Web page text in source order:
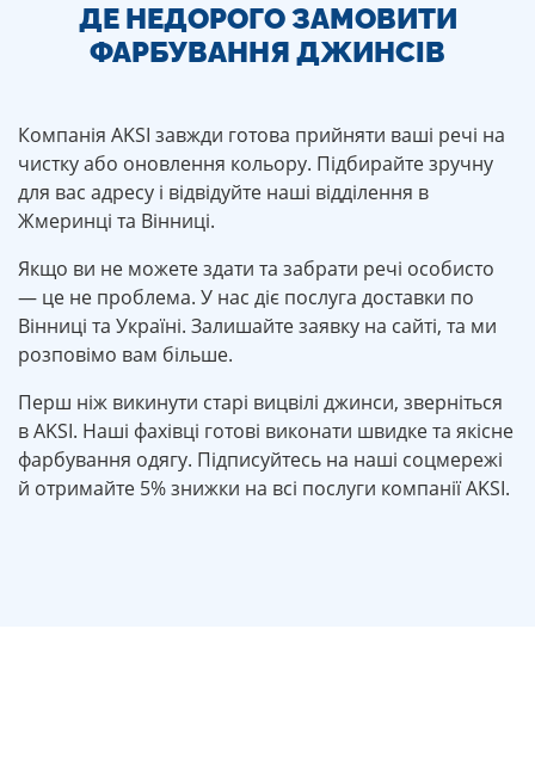
ДЕ НЕДОРОГО ЗАМОВИТИ
ФАРБУВАННЯ ДЖИНСІВ
Компанія AKSI завжди готова прийняти ваші речі на
чистку або оновлення кольору. Підбирайте зручну
для вас адресу і відвідуйте наші відділення в
Жмеринці та Вінниці.
Якщо ви не можете здати та забрати речі особисто
— це не проблема. У нас діє послуга доставки по
Вінниці та Україні. Залишайте заявку на сайті, та ми
розповімо вам більше.
Перш ніж викинути старі вицвілі джинси, зверніться
в AKSI. Наші фахівці готові виконати швидке та якісне
фарбування одягу. Підписуйтесь на наші соцмережі
й отримайте 5% знижки на всі послуги компанії AKSI.